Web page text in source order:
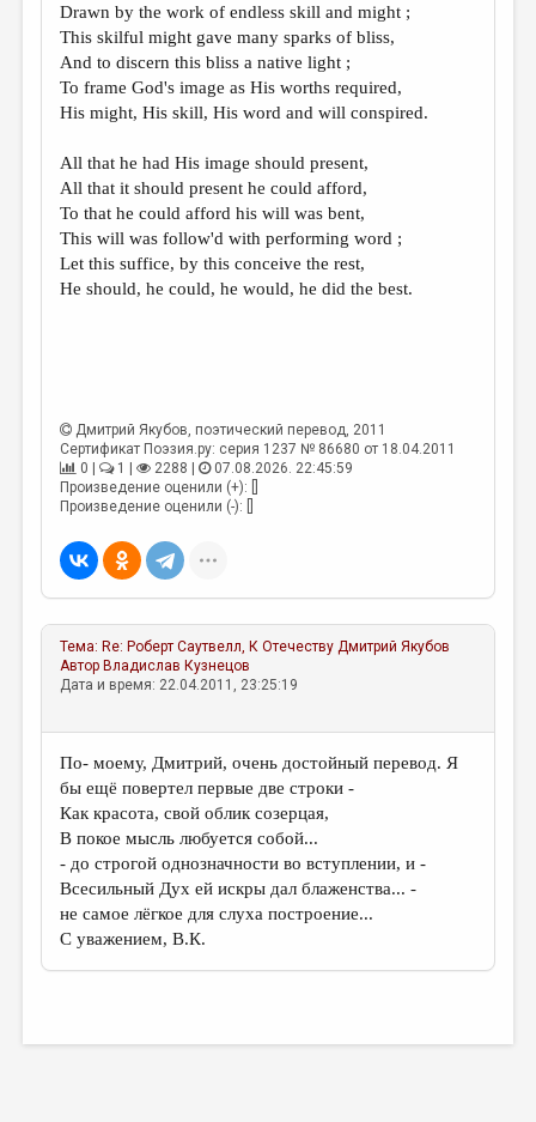
Drawn by the work of endless skill and might ;
This skilful might gave many sparks of bliss,
And to discern this bliss a native light ;
To frame God's image as His worths required,
His might, His skill, His word and will conspired.
All that he had His image should present,
All that it should present he could afford,
To that he could afford his will was bent,
This will was follow'd with performing word ;
Let this suffice, by this conceive the rest,
He should, he could, he would, he did the best.
Дмитрий Якубов, поэтический перевод, 2011
Сертификат Поэзия.ру: серия 1237 № 86680 от 18.04.2011
0 |
1 | 2288 |
07.08.2026. 22:45:59
Произведение оценили (+): []
Произведение оценили (-): []
Тема: Re: Роберт Саутвелл, К ОтечествуДмитрий Якубов
Автор Владислав Кузнецов
Дата и время: 22.04.2011, 23:25:19
По- моему, Дмитрий, очень достойный перевод. Я
бы ещё повертел первые две строки -
Как красота, свой облик созерцая,
В покое мысль любуется собой...
- до строгой однозначности во вступлении, и -
Всесильный Дух ей искры дал блаженства... -
не самое лёгкое для слуха построение...
С уважением, В.К.